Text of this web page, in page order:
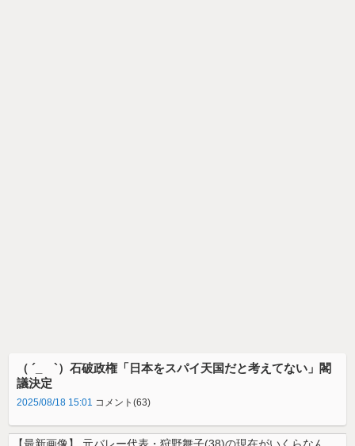
（ ´_ゝ`）石破政権「日本をスパイ天国だと考えてない」閣
議決定
2025/08/18 15:01 コメント(63)